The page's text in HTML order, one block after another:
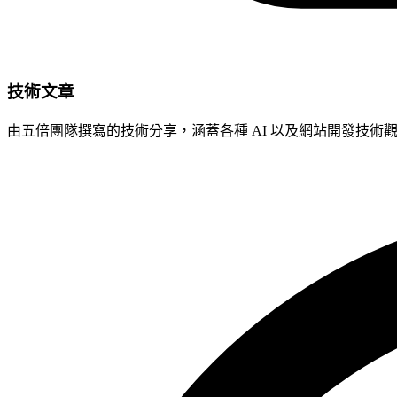
技術文章
由五倍團隊撰寫的技術分享，涵蓋各種 AI 以及網站開發技術